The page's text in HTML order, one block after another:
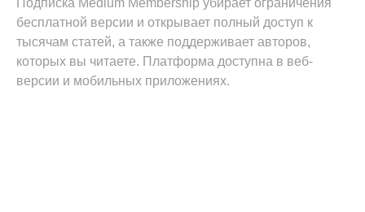
Подписка Medium Membership убирает ограничения
бесплатной версии и открывает полный доступ к
тысячам статей, а также поддерживает авторов,
которых вы читаете. Платформа доступна в веб-
версии и мобильных приложениях.